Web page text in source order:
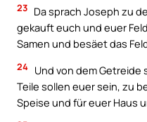
23 Da sprach Joseph zu
gekauft euch und euer
Samen und besäet das
24 Und von dem
Teile sollen euer sein, zu
Speise und für euer Haus